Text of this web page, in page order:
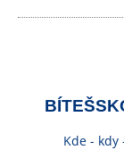
Kde - kdy